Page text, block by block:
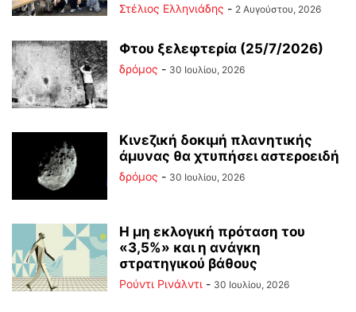
Στέλιος Ελληνιάδης - 2 Αυγούστου, 2026
Φτου ξελεφτερία (25/7/2026)
δρόμος - 30 Ιουλίου, 2026
Κινεζική δοκιμή πλανητικής
άμυνας θα χτυπήσει αστεροειδή
δρόμος - 30 Ιουλίου, 2026
Η μη εκλογική πρόταση του
«3,5%» και η ανάγκη
στρατηγικού βάθους
Ρούντι Ρινάλντι - 30 Ιουλίου, 2026